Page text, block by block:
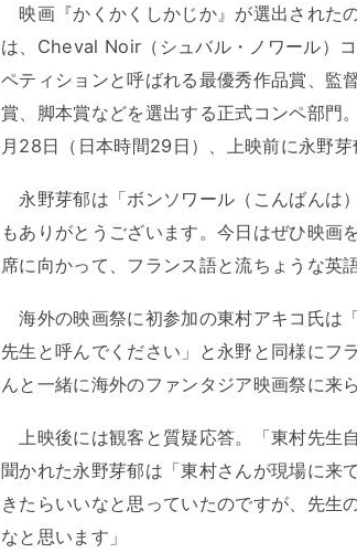
映画『かくかくしかじか』が選出された
は、Cheval Noir（シュバル・ノワール）
ペティションと呼ばれる最優秀作品賞、監
賞、脚本賞などを選出する正式コンペ部門
月28日（日本時間29日）、上映前に永野芽
永野芽郁は「ボンソワール（こんばんは
もありがとうございます。今日はぜひ映画
席に向かって、フランス語と流ちょうな英
海外の映画祭に初参加の東村アキコ氏
先生と呼んでください」と永野と同様にフ
んと一緒に海外のファンタジア映画祭に来
上映後には観客と質疑応答。「東村先生
聞かれた永野芽郁は「東村さんが現場に来
きたらいいなと思っていたのですが、先生
なと思います」